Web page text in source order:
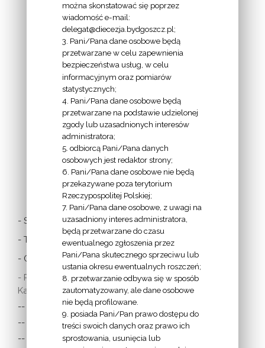
INFORMACJE
EPISKOPATU
POLSKI:
LINKI
- Stolica Apostolska
- Twitter Papieża
- Czytania z dnia
- Polska Misja
Katolicka:
-- w Austrii
-- w Anglii i Walii
-- w Irlandii
można skonstatować się poprzez
wiadomość e-mail:
delegat@diecezja.bydgoszcz.pl;
3. Pani/Pana dane osobowe będą
przetwarzane w celu zapewnienia
bezpieczeństwa usług, w celu
informacyjnym oraz pomiarów
statystycznych;
4. Pani/Pana dane osobowe będą
przetwarzane na podstawie udzielonej
zgody lub uzasadnionych interesów
administratora;
5. odbiorcą Pani/Pana danych
osobowych jest redaktor strony;
6. Pani/Pana dane osobowe nie będą
przekazywane poza terytorium
Rzeczypospolitej Polskiej;
7. Pani/Pana dane osobowe, z uwagi na
uzasadniony interes administratora,
będą przetwarzane do czasu
ewentualnego zgłoszenia przez
Pani/Pana skutecznego sprzeciwu lub
ustania okresu ewentualnych roszczeń;
8. przetwarzanie odbywa się w sposób
zautomatyzowany, ale dane osobowe
nie będą profilowane.
9. posiada Pani/Pan prawo dostępu do
treści swoich danych oraz prawo ich
sprostowania, usunięcia lub